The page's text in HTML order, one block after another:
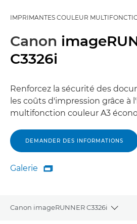
IMPRIMANTES COULEUR
Canon
C3326i
Renforcez la sécurité des
les coûts d'impression grâce à
multifonction couleur A3
DEMANDER DES INFORMATIONS
Galerie
Galerie

Canon imageRUNNER C3326i